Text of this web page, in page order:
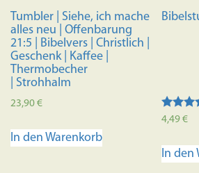
Tumbler | Siehe, ich mache
alles neu | Offenbarung
21:5 | Bibelvers | Christlich |
Geschenk | Kaffee |
Thermobecher
| Strohhalm
23,90€
In den Warenkorb
Bewertet
von 5
4,49€
In den